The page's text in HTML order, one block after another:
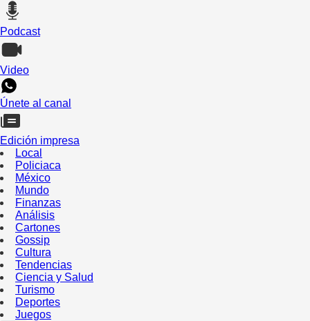
Podcast
Video
Únete al canal
Edición impresa
Local
Policiaca
México
Mundo
Finanzas
Análisis
Cartones
Gossip
Cultura
Tendencias
Ciencia y Salud
Turismo
Deportes
Juegos